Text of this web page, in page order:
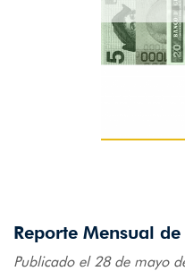
Reporte Mensual
Publicado el 28 de mayo